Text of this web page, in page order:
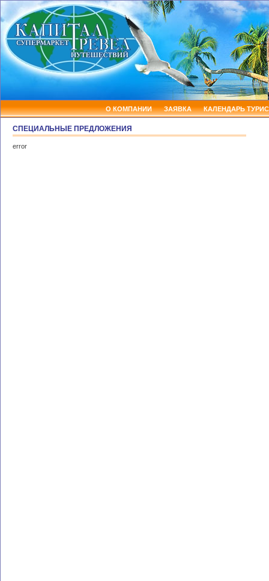
О КОМПАНИИ ЗАЯВКА КАЛЕНДАРЬ
СПЕЦИАЛЬНЫЕ ПРЕДЛОЖЕНИЯ
error